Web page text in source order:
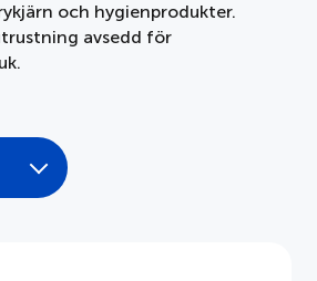
och hygienprodukter.
avsedd för